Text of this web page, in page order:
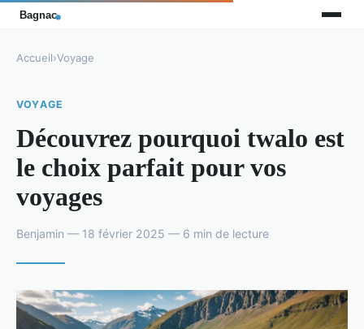
Accueil›Voyage
VOYAGE
Découvrez pourquoi twalo est
le choix parfait pour vos
voyages
Benjamin — 18 février 2025 — 6 min de lecture